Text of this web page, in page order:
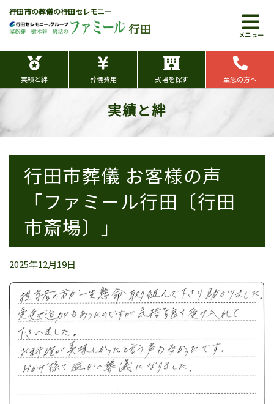
行田市の葬儀の行田セレモニー
行田 メニュー
実績と絆 葬儀費用 式場を探す 至急の方へ
実績と絆
行田市葬儀 お客様の声
「ファミール行田〔行田
市斎場〕」
2025年12月19日